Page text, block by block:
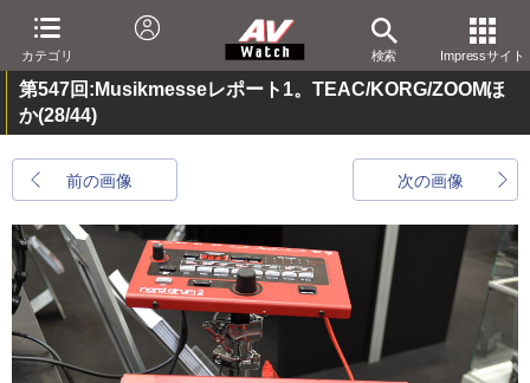
カテゴリ 検索 Impressサイト
第547回:Musikmesseレポート1。TEAC/KORG/ZOOMほ
か(28/44)
前の画像 次の画像